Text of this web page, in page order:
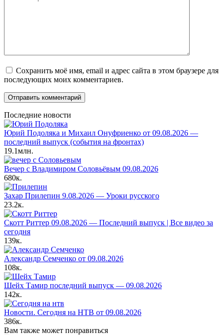
Сохранить моё имя, email и адрес сайта в этом браузере для
последующих моих комментариев.
Последние новости
Юрий Подоляка и Михаил Онуфриенко от 09.08.2026 —
последний выпуск (события на фронтах)
19.1млн.
Вечер с Владимиром Соловьёвым 09.08.2026
680к.
Захар Прилепин 9.08.2026 — Уроки русского
23.2к.
Скотт Риттер 09.08.2026 — Последний выпуск | Все видео за
сегодня
139к.
Александр Семченко от 09.08.2026
108к.
Шейх Тамир последний выпуск — 09.08.2026
142к.
Новости. Сегодня на НТВ от 09.08.2026
386к.
Вам также может понравиться